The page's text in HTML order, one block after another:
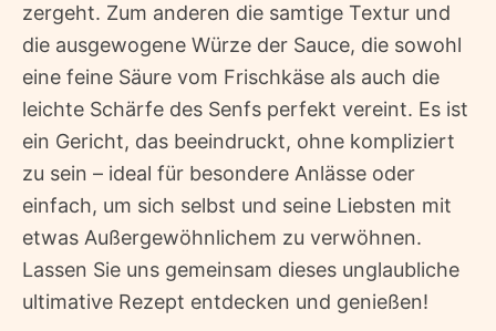
zergeht. Zum anderen die samtige Textur und
die ausgewogene Würze der Sauce, die sowohl
eine feine Säure vom Frischkäse als auch die
leichte Schärfe des Senfs perfekt vereint. Es ist
ein Gericht, das beeindruckt, ohne kompliziert
zu sein – ideal für besondere Anlässe oder
einfach, um sich selbst und seine Liebsten mit
etwas Außergewöhnlichem zu verwöhnen.
Lassen Sie uns gemeinsam dieses unglaubliche
ultimative Rezept entdecken und genießen!